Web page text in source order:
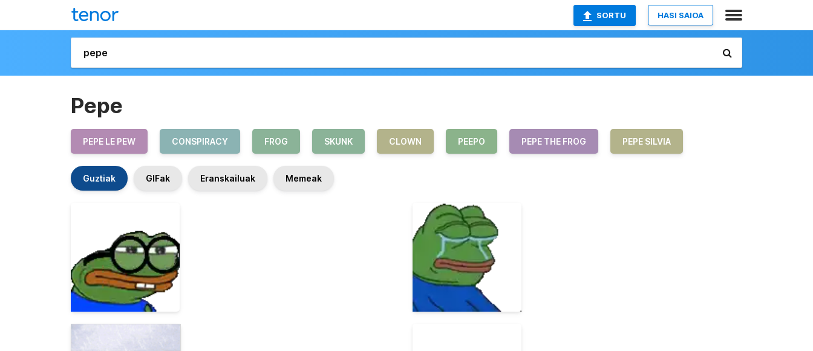
SORTU HASI SAIOA
Pepe
PEPE LE PEW CONSPIRACY FROG SKUNK CLOWN PEEPO PEPE THE FROG PEPE SILVIA
Guztiak GIFak Eranskailuak Memeak